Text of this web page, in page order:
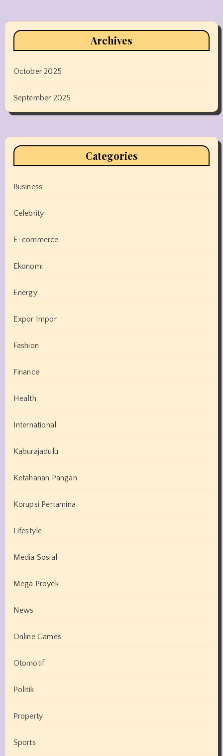
Archives
October 2025
September 2025
Categories
Business
Celebrity
E-commerce
Ekonomi
Energy
Expor Impor
Fashion
Finance
Health
International
Kaburajadulu
Ketahanan Pangan
Korupsi Pertamina
Lifestyle
Media Sosial
Mega Proyek
News
Online Games
Otomotif
Politik
Property
Sports